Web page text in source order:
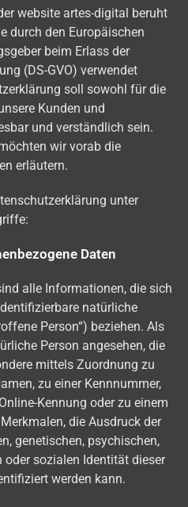
website artes-digital beruht
durch den Europäischen
beim Erlass der
(DS-GVO) verwendet
soll sowohl für die
Kunden und
und verständlich sein.
wir vorab die
erläutern.
unter
Daten
alle Informationen, die sich
natürliche
Person“) beziehen. Als
Person angesehen, die
mittels Zuordnung zu
zu einer Kennnummer,
Kennung oder zu einem
die Ausdruck der
genetischen, psychischen,
sozialen Identität dieser
werden kann.